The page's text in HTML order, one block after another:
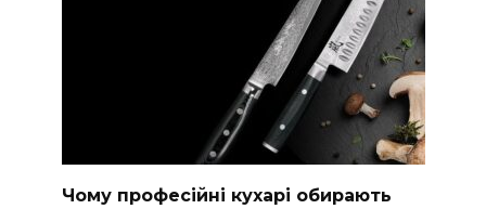
Чому професійні кухарі обирають